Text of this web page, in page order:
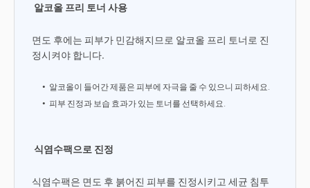
알코올 프리 토너 사용
면도 후에는 피부가 민감해지므로 알코올 프리 토너로 진
정시켜야 합니다.
알코올이 들어간 제품은 피부에 자극을 줄 수 있으니 피하세요.
피부 진정과 보습 효과가 있는 토너를 선택하세요.
식염수팩으로 진정
식염수팩은 면도 후 붉어진 피부를 진정시키고 세균 침투